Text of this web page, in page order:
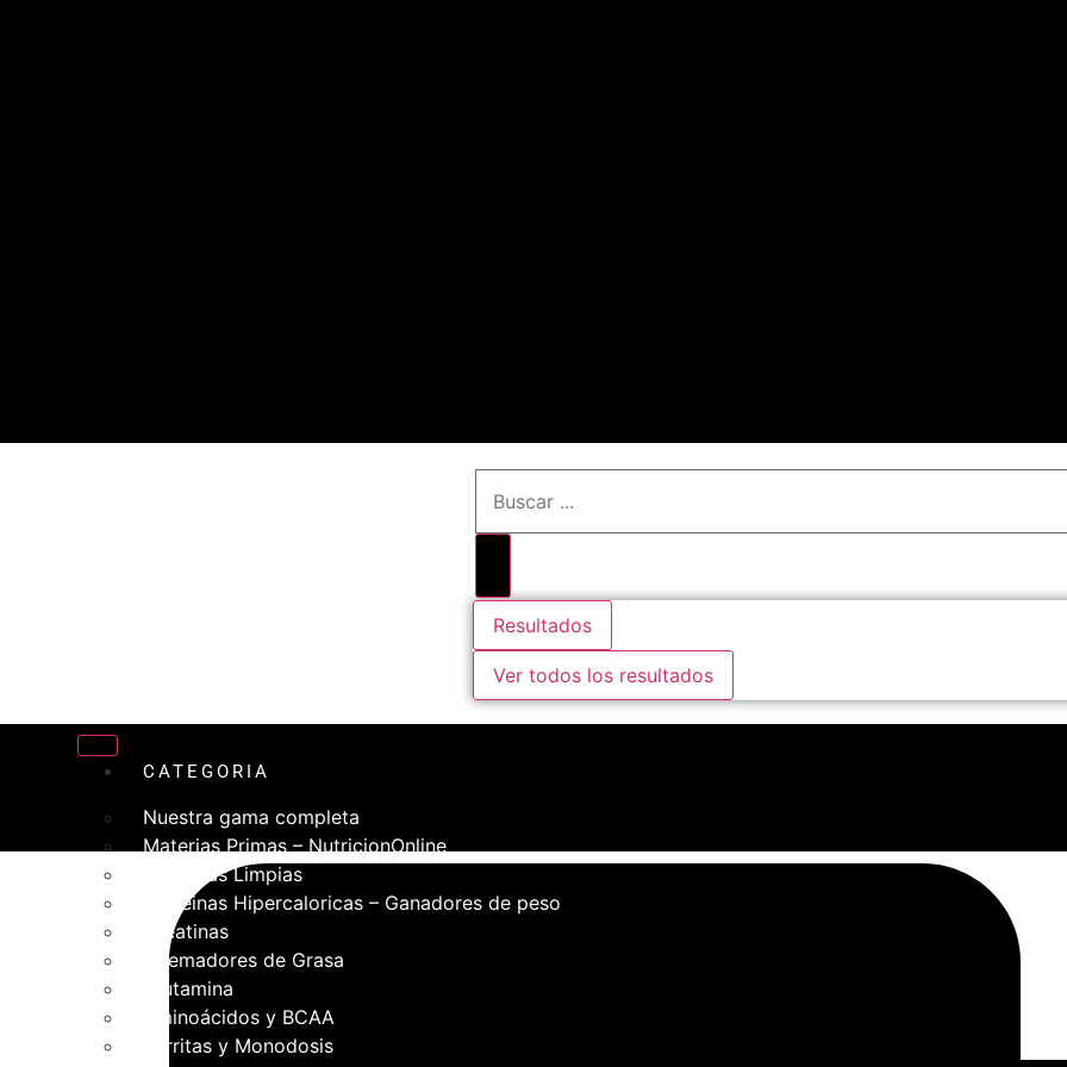
Resultados
Ver todos los resultados
CATEGORIA
Nuestra gama completa
Materias Primas – NutricionOnline
Proteinas Limpias
Proteinas Hipercaloricas – Ganadores de peso
Creatinas
Quemadores de Grasa
Glutamina
Aminoácidos y BCAA
Barritas y Monodosis